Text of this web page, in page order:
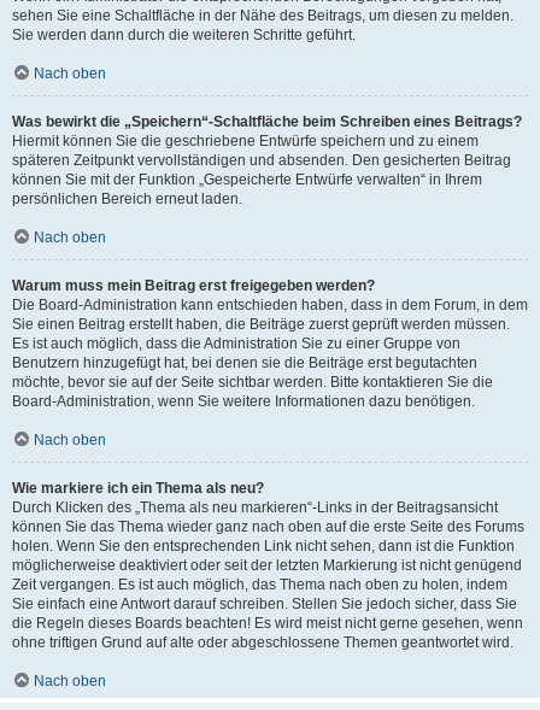
sehen Sie eine Schaltfläche in der Nähe des Beitrags, um diesen zu melden.
Sie werden dann durch die weiteren Schritte geführt.
Nach oben
Was bewirkt die „Speichern“-Schaltfläche beim Schreiben eines Beitrags?
Hiermit können Sie die geschriebene Entwürfe speichern und zu einem
späteren Zeitpunkt vervollständigen und absenden. Den gesicherten Beitrag
können Sie mit der Funktion „Gespeicherte Entwürfe verwalten“ in Ihrem
persönlichen Bereich erneut laden.
Nach oben
Warum muss mein Beitrag erst freigegeben werden?
Die Board-Administration kann entschieden haben, dass in dem Forum, in dem
Sie einen Beitrag erstellt haben, die Beiträge zuerst geprüft werden müssen.
Es ist auch möglich, dass die Administration Sie zu einer Gruppe von
Benutzern hinzugefügt hat, bei denen sie die Beiträge erst begutachten
möchte, bevor sie auf der Seite sichtbar werden. Bitte kontaktieren Sie die
Board-Administration, wenn Sie weitere Informationen dazu benötigen.
Nach oben
Wie markiere ich ein Thema als neu?
Durch Klicken des „Thema als neu markieren“-Links in der Beitragsansicht
können Sie das Thema wieder ganz nach oben auf die erste Seite des Forums
holen. Wenn Sie den entsprechenden Link nicht sehen, dann ist die Funktion
möglicherweise deaktiviert oder seit der letzten Markierung ist nicht genügend
Zeit vergangen. Es ist auch möglich, das Thema nach oben zu holen, indem
Sie einfach eine Antwort darauf schreiben. Stellen Sie jedoch sicher, dass Sie
die Regeln dieses Boards beachten! Es wird meist nicht gerne gesehen, wenn
ohne triftigen Grund auf alte oder abgeschlossene Themen geantwortet wird.
Nach oben